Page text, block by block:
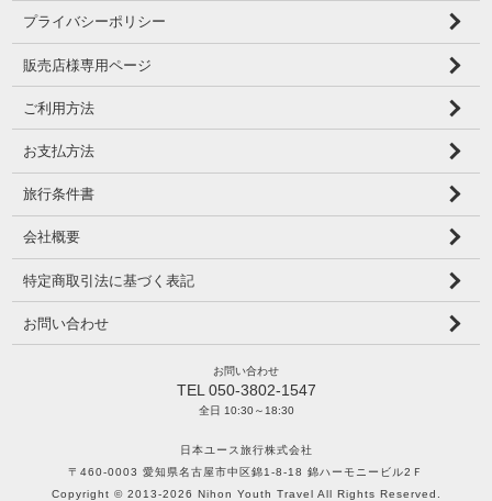
プライバシーポリシー
販売店様専用ページ
ご利用方法
お支払方法
旅行条件書
会社概要
特定商取引法に基づく表記
お問い合わせ
お問い合わせ
TEL 050-3802-1547
全日 10:30～18:30
日本ユース旅行株式会社
〒460-0003 愛知県名古屋市中区錦1-8-18 錦ハーモニービル2Ｆ
Copyright © 2013-2026 Nihon Youth Travel All Rights Reserved.